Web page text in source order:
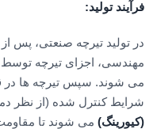
فرآیند تولید:
در تولید تیرچه صنعتی، پس
مهندسی، اجزای تیرچه
می شوند. سپس تیرچه ها
شرایط کنترل شده (از نظر
(کیورینگ) می شوند تا